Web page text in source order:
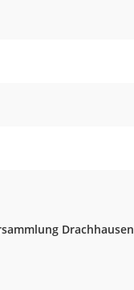
Drachhausen